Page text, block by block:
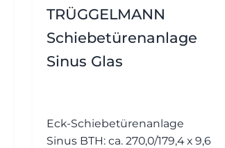
TRÜGGELMANN
Schiebetürenanlage
Sinus Glas
Eck-Schiebetürenanlage
Sinus BTH: ca. 270,0/179,4 x 9,6